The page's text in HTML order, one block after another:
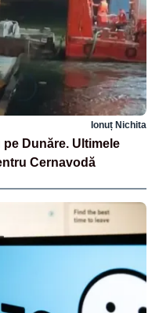
Ionuț Nichita
Dunăre. Ultimele
Cernavodă